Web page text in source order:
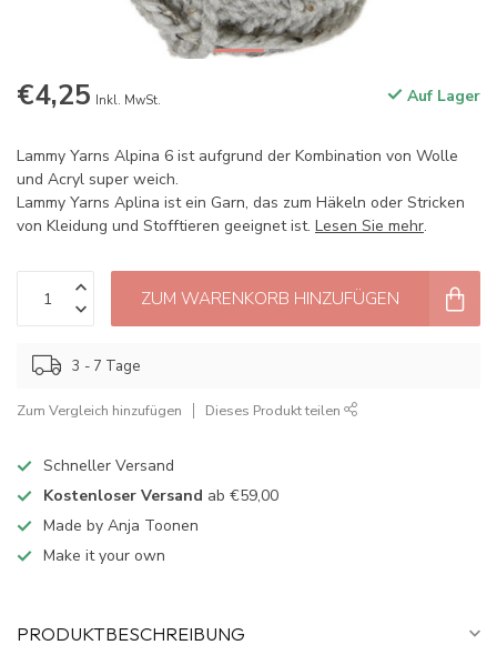
€4,25 Inkl. MwSt. Auf Lager
Lammy Yarns Alpina 6 ist aufgrund der Kombination von Wolle
und Acryl super weich.
Lammy Yarns Aplina ist ein Garn, das zum Häkeln oder Stricken
von Kleidung und Stofftieren geeignet ist. Lesen Sie mehr.
ZUM WARENKORB HINZUFÜGEN
3 - 7 Tage
Zum Vergleich hinzufügen Dieses Produkt teilen
Schneller Versand
Kostenloser Versand ab €59,00
Made by Anja Toonen
Make it your own
PRODUKTBESCHREIBUNG